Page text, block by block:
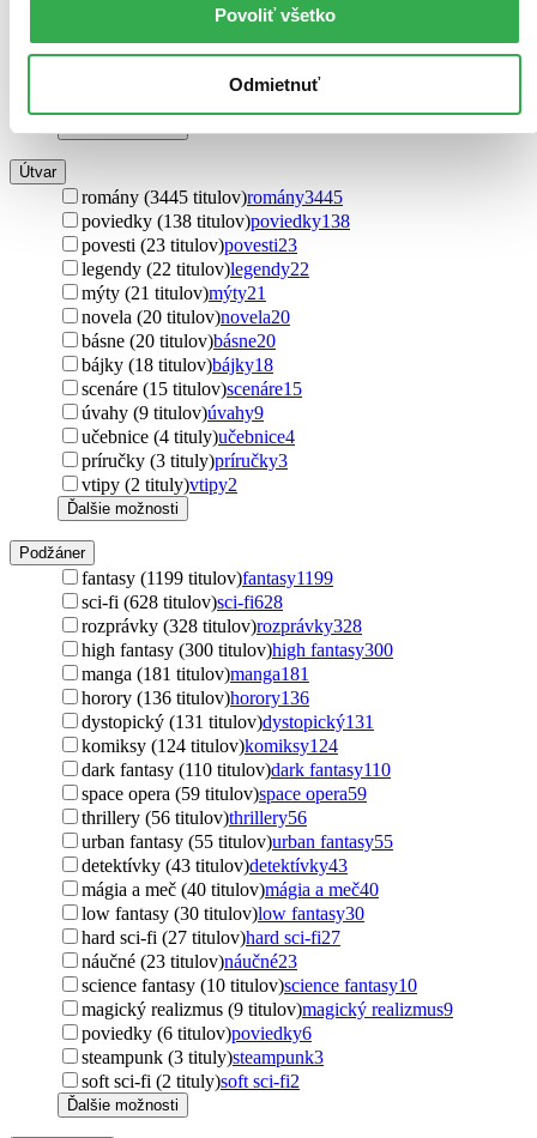
Povoliť všetko
Odmietnuť
Švajčiarsko (2 tituly)Švajčiarsko2
Argentína (1 titul)Argentína1
1
Útvar
romány (3445 titulov)romány3445
poviedky (138 titulov)poviedky138
povesti (23 titulov)povesti23
legendy (22 titulov)legendy22
mýty (21 titulov)mýty21
novela (20 titulov)novela20
básne (20 titulov)básne20
bájky (18 titulov)bájky18
scenáre (15 titulov)scenáre15
úvahy (9 titulov)úvahy9
učebnice (4 tituly)učebnice4
príručky (3 tituly)príručky3
vtipy (2 tituly)vtipy2
Ďalšie možnosti
Podžáner
fantasy (1199 titulov)fantasy1199
sci-fi (628 titulov)sci-fi628
rozprávky (328 titulov)rozprávky328
high fantasy (300 titulov)high fantasy300
manga (181 titulov)manga181
horory (136 titulov)horory136
dystopický (131 titulov)dystopický131
komiksy (124 titulov)komiksy124
dark fantasy (110 titulov)dark fantasy110
space opera (59 titulov)space opera59
thrillery (56 titulov)thrillery56
urban fantasy (55 titulov)urban fantasy55
detektívky (43 titulov)detektívky43
mágia a meč (40 titulov)mágia a meč40
low fantasy (30 titulov)low fantasy30
hard sci-fi (27 titulov)hard sci-fi27
náučné (23 titulov)náučné23
science fantasy (10 titulov)science fantasy10
magický realizmus (9 titulov)magický realizmus9
poviedky (6 titulov)poviedky6
steampunk (3 tituly)steampunk3
soft sci-fi (2 tituly)soft sci-fi2
Ďalšie možnosti